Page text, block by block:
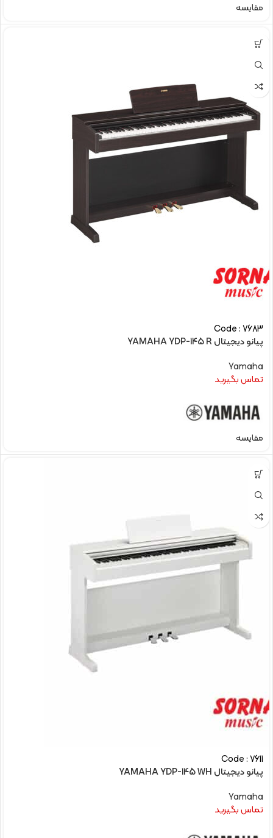
مقایسه
Code : 7683
پیانو دیجیتال YAMAHA YDP-145 R
Yamaha
تماس بگیرید
مقایسه
Code : 7611
پیانو دیجیتال YAMAHA YDP-145 WH
Yamaha
تماس بگیرید